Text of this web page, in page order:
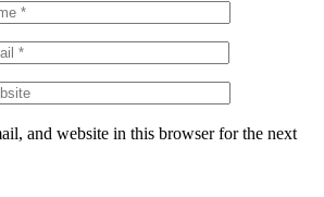
and website in this browser for the next